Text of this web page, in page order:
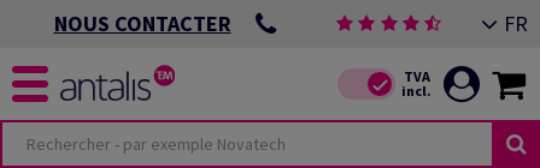
NOUS CONTACTER FR